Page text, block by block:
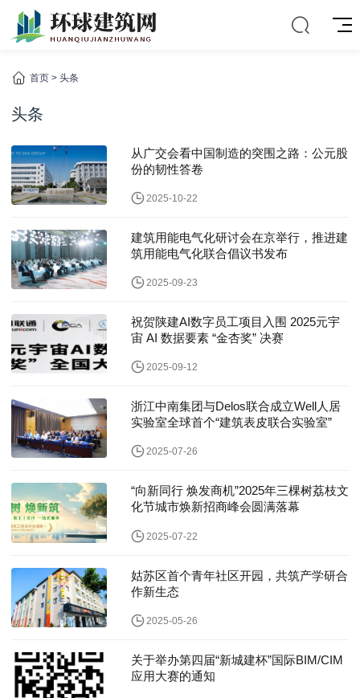
首页 > 头条
头条
从广交会看中国制造的突围之路：公元股
份的韧性答卷
2025-10-22
建筑用能电气化研讨会在京举行，推进建
筑用能电气化联合倡议书发布
2025-09-23
祝贺陕建AI数字员工项目入围 2025元宇
宙 AI 数据要素 “金杏奖” 决赛
2025-09-12
浙江中南集团与Delos联合成立Well人居
实验室全球首个“建筑表皮联合实验室”
2025-07-26
“向新同行 焕发商机”2025年三棵树荔枝文
化节城市焕新招商峰会圆满落幕
2025-07-22
姑苏区首个青年社区开园，共筑产学研合
作新生态
2025-05-26
关于举办第四届“新城建杯”国际BIM/CIM
应用大赛的通知